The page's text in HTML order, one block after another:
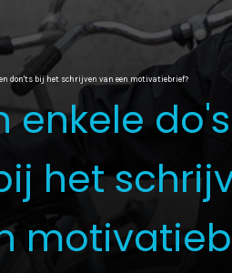
don'ts bij het schrijven van een motivatiebrief?
enkele
het